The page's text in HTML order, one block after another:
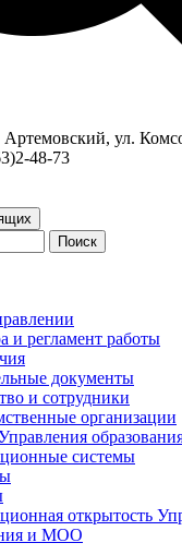
Артемовский, ул.
48-73
Поиск
и регламент работы
документы
и сотрудники
организации
системы
открытость
и МОО